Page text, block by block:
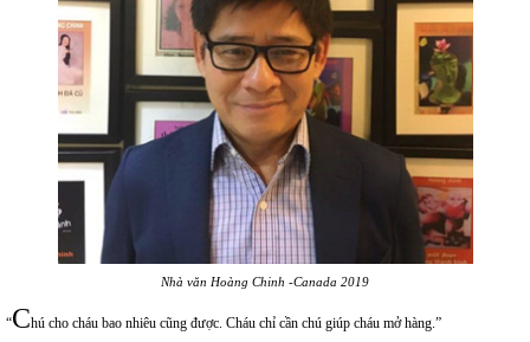
Nhà văn Hoàng Chinh -Canada 2019
“Chú cho cháu bao nhiêu cũng được. Cháu chỉ cần chú giúp cháu mở hàng.”